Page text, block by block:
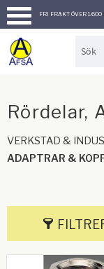
Meny
FRI FRAKT ÖVER
Rördelar,
VERKSTAD &
ADAPTRAR &